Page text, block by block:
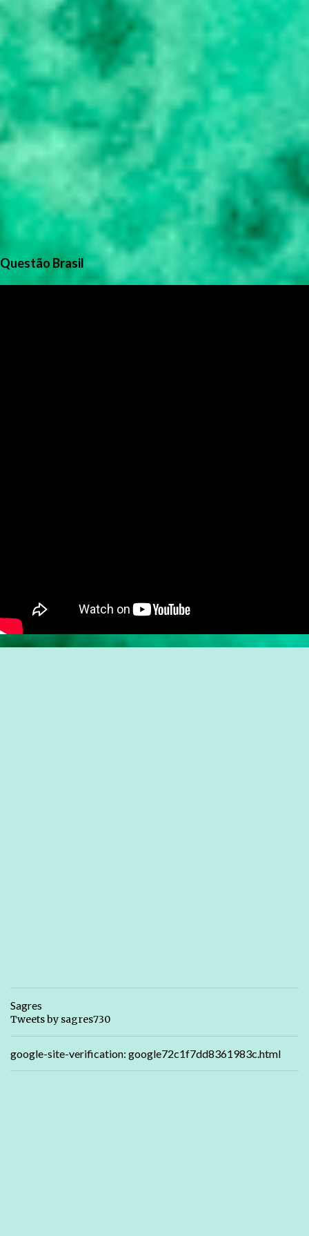
Questão Brasil
Sagres
Tweets by sagres730
google-site-verification: google72c1f7dd8361983c.html